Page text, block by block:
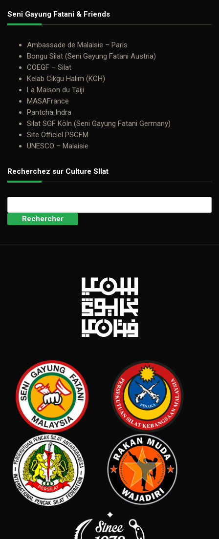
Seni Gayung Fatani & Friends
Ambassade de Malaisie – Paris
Bongu Silat (Seni Gayung Fatani Austria)
COEGF – Silat
Kelab Cikgu Halim (KCH)
La Maison du Taiji
MASAFrance
Pantcha Indra
Silat SGF Köln (Seni Gayung Fatani Germany)
Site Officiel PSGFM
UNESCO – Malaisie
Recherchez sur Culture SIlat